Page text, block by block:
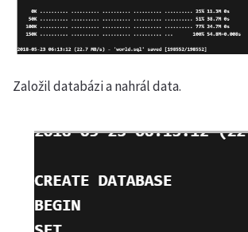
Založil databázi a nahrál data.